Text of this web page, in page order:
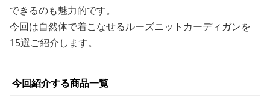
できるのも魅力的です。
今回は自然体で着こなせるルーズニットカーディガンを
15選ご紹介します。
今回紹介する商品一覧